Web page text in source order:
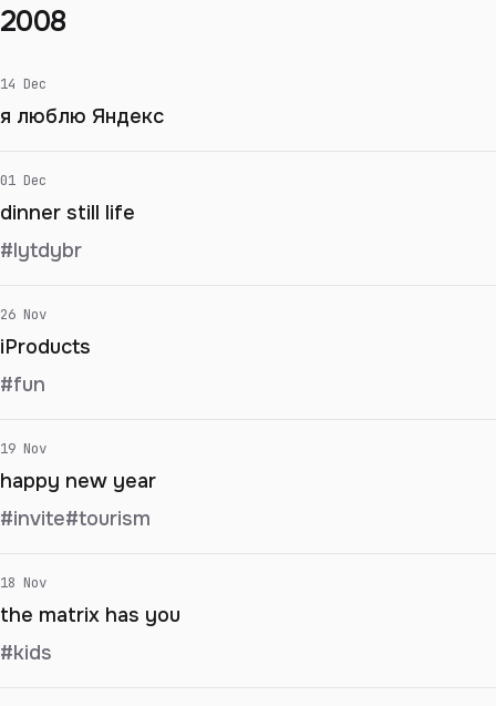
2008
14 Dec
я люблю Яндекс
01 Dec
dinner still life
#lytdybr
26 Nov
iProducts
#fun
19 Nov
happy new year
#invite#tourism
18 Nov
the matrix has you
#kids